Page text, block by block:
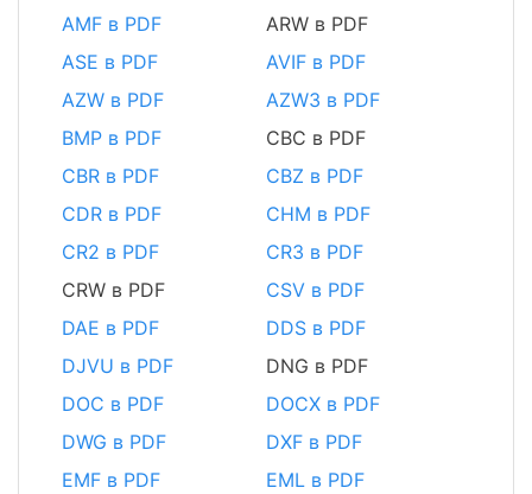
AMF в PDF
ARW в PDF
ASE в PDF
AVIF в PDF
AZW в PDF
AZW3 в PDF
BMP в PDF
CBC в PDF
CBR в PDF
CBZ в PDF
CDR в PDF
CHM в PDF
CR2 в PDF
CR3 в PDF
CRW в PDF
CSV в PDF
DAE в PDF
DDS в PDF
DJVU в PDF
DNG в PDF
DOC в PDF
DOCX в PDF
DWG в PDF
DXF в PDF
EMF в PDF
EML в PDF